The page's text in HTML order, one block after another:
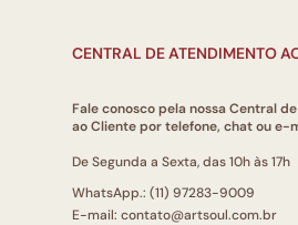
CENTRAL DE ATENDIMENTO
Fale conosco pela nossa Central
ao Cliente por telefone, chat ou e-
De Segunda a Sexta, das 10h às 17h
WhatsApp.: (11) 97283-9009
E-mail: contato@artsoul.com.br